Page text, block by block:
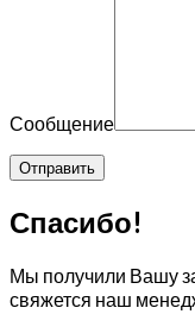
Сообщение
Спасибо!
Мы получили Вашу
свяжется наш